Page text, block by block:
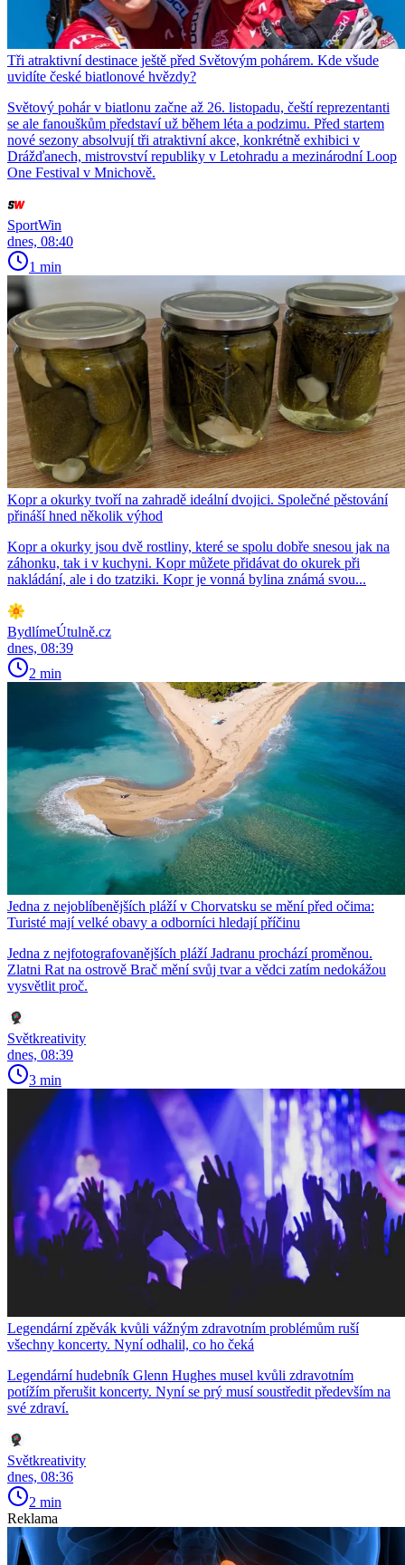
Tři atraktivní destinace ještě před Světovým pohárem. Kde všude
uvidíte české biatlonové hvězdy?
Světový pohár v biatlonu začne až 26. listopadu, čeští reprezentanti
se ale fanouškům představí už během léta a podzimu. Před startem
nové sezony absolvují tři atraktivní akce, konkrétně exhibici v
Drážďanech, mistrovství republiky v Letohradu a mezinárodní Loop
One Festival v Mnichově.
SportWin
dnes, 08:40
1 min
Kopr a okurky tvoří na zahradě ideální dvojici. Společné pěstování
přináší hned několik výhod
Kopr a okurky jsou dvě rostliny, které se spolu dobře snesou jak na
záhonku, tak i v kuchyni. Kopr můžete přidávat do okurek při
nakládání, ale i do tzatziki. Kopr je vonná bylina známá svou...
BydlímeÚtulně.cz
dnes, 08:39
2 min
Jedna z nejoblíbenějších pláží v Chorvatsku se mění před očima:
Turisté mají velké obavy a odborníci hledají příčinu
Jedna z nejfotografovanějších pláží Jadranu prochází proměnou.
Zlatni Rat na ostrově Brač mění svůj tvar a vědci zatím nedokážou
vysvětlit proč.
Světkreativity
dnes, 08:39
3 min
Legendární zpěvák kvůli vážným zdravotním problémům ruší
všechny koncerty. Nyní odhalil, co ho čeká
Legendární hudebník Glenn Hughes musel kvůli zdravotním
potížím přerušit koncerty. Nyní se prý musí soustředit především na
své zdraví.
Světkreativity
dnes, 08:36
2 min
Reklama